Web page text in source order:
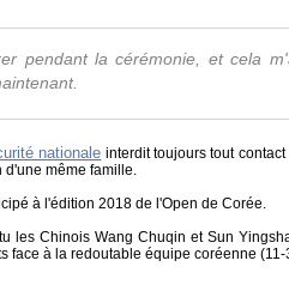
pendant la cérémonie, et cela
nationale interdit toujours tout
d'une même famille.
à l'édition 2018 de l'Open de Corée.
les Chinois Wang Chuqin et Sun
face à la redoutable équipe coréenne (11-